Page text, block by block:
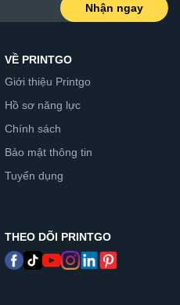
Nhận ngay
VỀ PRINTGO
Giới thiệu Printgo
Hồ sơ năng lực
Chính sách
Bảo mật thông tin
Tuyển dụng
THEO DÕI PRINTGO